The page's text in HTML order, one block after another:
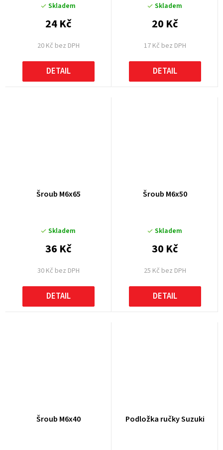
Skladem
20 Kč bez DPH
24 Kč
DETAIL
Skladem
17 Kč bez DPH
20 Kč
DETAIL
Šroub M6x65
Skladem
30 Kč bez DPH
36 Kč
DETAIL
Šroub M6x50
Skladem
25 Kč bez DPH
30 Kč
DETAIL
Šroub M6x40 Podložka ručky Suzuki